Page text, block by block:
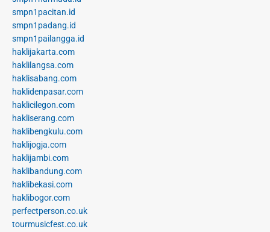
smpn1pacitan.id
smpn1padang.id
smpn1pailangga.id
haklijakarta.com
haklilangsa.com
haklisabang.com
haklidenpasar.com
haklicilegon.com
hakliserang.com
haklibengkulu.com
haklijogja.com
haklijambi.com
haklibandung.com
haklibekasi.com
haklibogor.com
perfectperson.co.uk
tourmusicfest.co.uk